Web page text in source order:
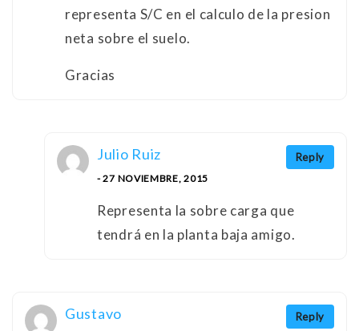
representa S/C en el calculo de la presion
neta sobre el suelo.
Gracias
Reply
Julio Ruiz
- 27 NOVIEMBRE, 2015
Representa la sobre carga que
tendrá en la planta baja amigo.
Reply
Gustavo